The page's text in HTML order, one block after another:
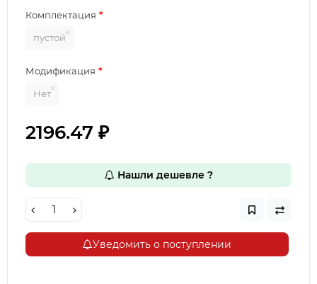
Комплектация
пустой
Модификация
Нет
2196.47 ₽
Нашли дешевле ?
Уведомить о поступлении